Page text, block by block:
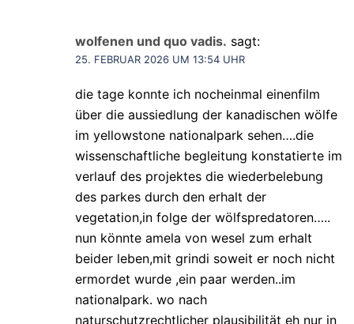
wolfenen und quo vadis. sagt:
25. FEBRUAR 2026 UM 13:54 UHR
die tage konnte ich nocheinmal einenfilm
über die aussiedlung der kanadischen wölfe
im yellowstone nationalpark sehen….die
wissenschaftliche begleitung konstatierte im
verlauf des projektes die wiederbelebung
des parkes durch den erhalt der
vegetation,in folge der wölfspredatoren…..
nun könnte amela von wesel zum erhalt
beider leben,mit grindi soweit er noch nicht
ermordet wurde ,ein paar werden..im
nationalpark. wo nach
naturschutzrechtlicher plausibilität eh nur in